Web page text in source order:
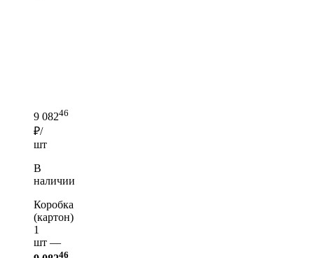
9 08246
₽/
шт
В
наличии
Коробка
(картон)
1
шт —
46